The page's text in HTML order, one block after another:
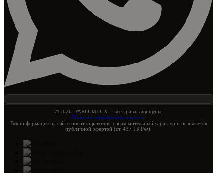
© 2026 "PARFUMLUX" - все права защищены.
Политика конфиденциальности.
Вся информация на сайте носит справочно-ознакомительный характер и не является
публичной офертой (ст. 437 ГК РФ).